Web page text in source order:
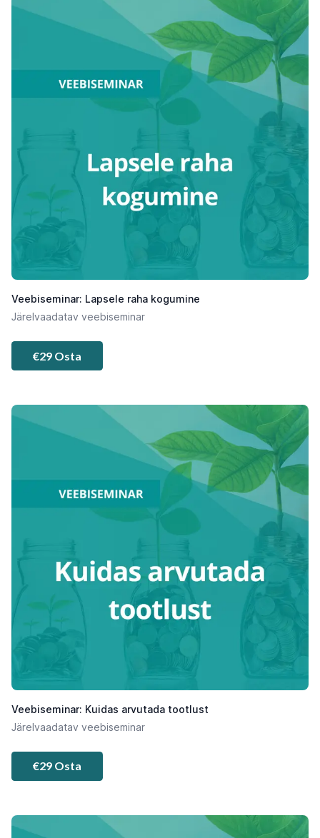
Veebiseminar: Lapsele raha kogumine
Järelvaadatav veebiseminar
€29 Osta
Veebiseminar: Kuidas arvutada tootlust
Järelvaadatav veebiseminar
€29 Osta